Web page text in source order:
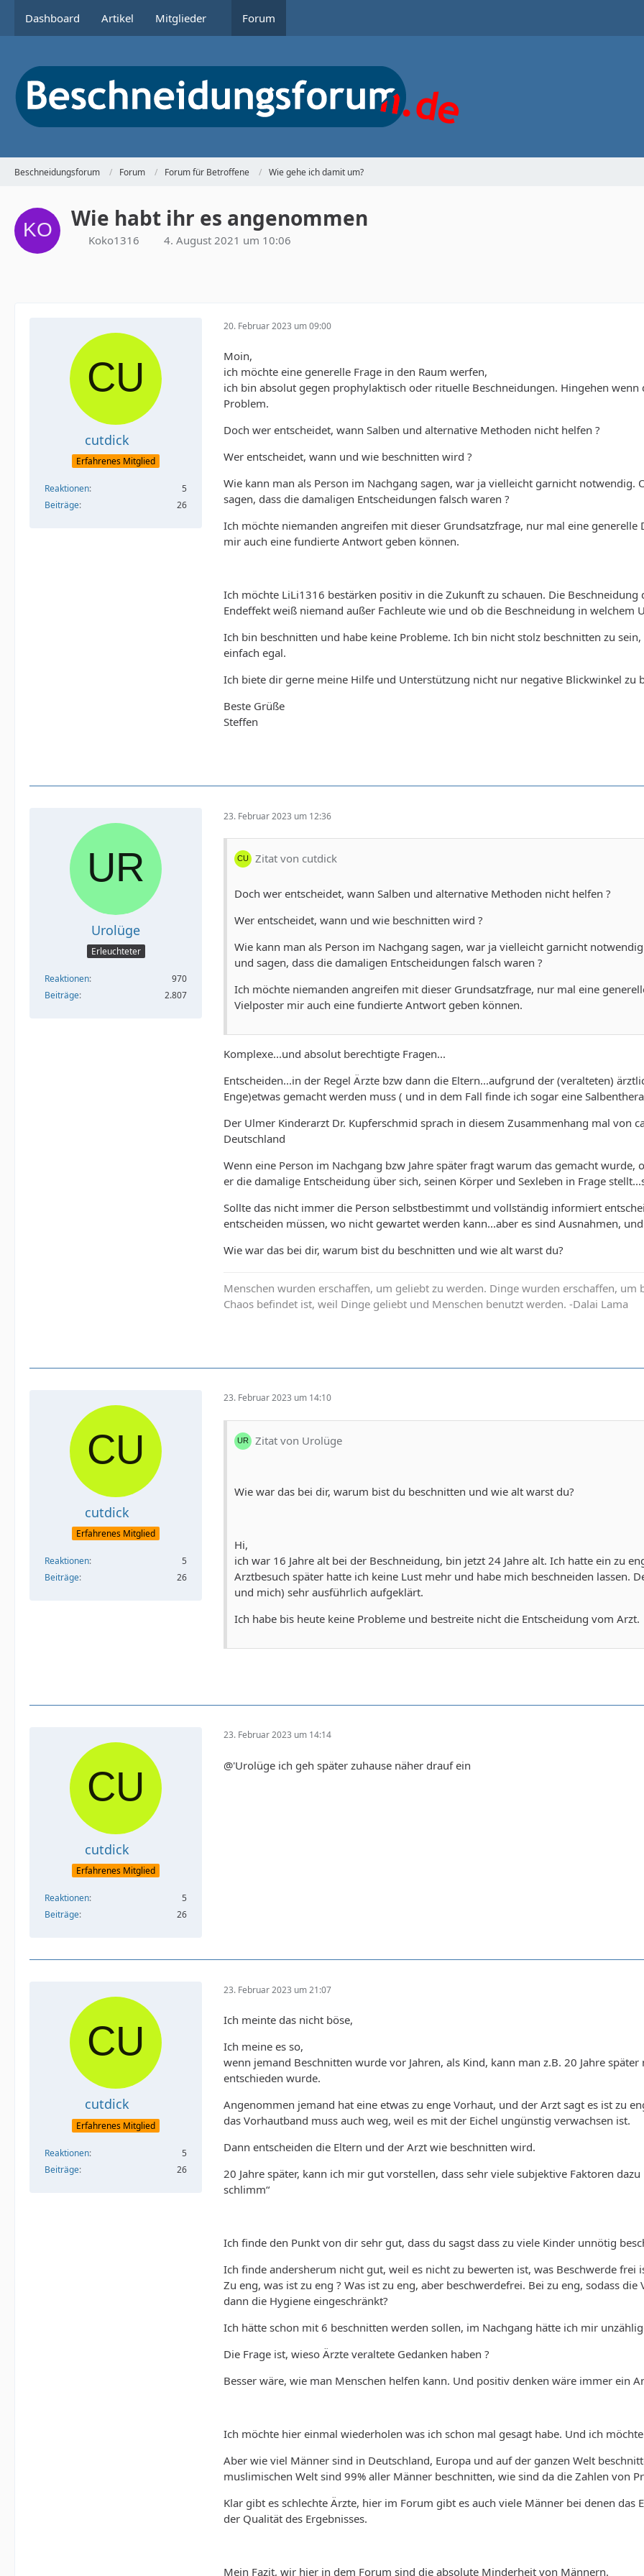
Dashboard Artikel Mitglieder Forum
Beschneidungsforum Forum Forum für Betroffene Wie gehe ich damit um?
Wie habt ihr es angenommen
Koko1316 4. August 2021 um 10:06
cutdick
Erfahrenes Mitglied
Reaktionen
5
Beiträge
26
20. Februar 2023 um 09:00
Moin,
ich möchte eine generelle Frage in den Raum werfen,
ich bin absolut gegen prophylaktisch oder rituelle Beschneidungen. Hingehen
Problem.
Doch wer entscheidet, wann Salben und alternative Methoden nicht helfen ?
Wer entscheidet, wann und wie beschnitten wird ?
Wie kann man als Person im Nachgang sagen, war ja vielleicht garnicht notwendig.
sagen, dass die damaligen Entscheidungen falsch waren ?
Ich möchte niemanden angreifen mit dieser Grundsatzfrage, nur mal eine
mir auch eine fundierte Antwort geben können.
Ich möchte LiLi1316 bestärken positiv in die Zukunft zu schauen. Die
Endeffekt weiß niemand außer Fachleute wie und ob die Beschneidung in welchem
Ich bin beschnitten und habe keine Probleme. Ich bin nicht stolz beschnitten zu
einfach egal.
Ich biete dir gerne meine Hilfe und Unterstützung nicht nur negative Blickwinkel zu
Beste Grüße
Steffen
Urolüge
Erleuchteter
Reaktionen
970
Beiträge
2.807
23. Februar 2023 um 12:36
Zitat von cutdick
Doch wer entscheidet, wann Salben und alternative Methoden nicht helfen ?
Wer entscheidet, wann und wie beschnitten wird ?
Wie kann man als Person im Nachgang sagen, war ja vielleicht garnicht
und sagen, dass die damaligen Entscheidungen falsch waren ?
Ich möchte niemanden angreifen mit dieser Grundsatzfrage, nur mal eine
Vielposter mir auch eine fundierte Antwort geben können.
Komplexe...und absolut berechtigte Fragen...
Entscheiden...in der Regel Ärzte bzw dann die Eltern...aufgrund der (veralteten)
Enge)etwas gemacht werden muss ( und in dem Fall finde ich sogar eine
Der Ulmer Kinderarzt Dr. Kupferschmid sprach in diesem Zusammenhang mal von
Deutschland
Wenn eine Person im Nachgang bzw Jahre später fragt warum das gemacht
er die damalige Entscheidung über sich, seinen Körper und Sexleben in Frage
Sollte das nicht immer die Person selbstbestimmt und vollständig informiert
entscheiden müssen, wo nicht gewartet werden kann...aber es sind Ausnahmen,
Wie war das bei dir, warum bist du beschnitten und wie alt warst du?
Menschen wurden erschaffen, um geliebt zu werden. Dinge wurden erschaffen,
Chaos befindet ist, weil Dinge geliebt und Menschen benutzt werden. -Dalai Lama
cutdick
Erfahrenes Mitglied
Reaktionen
5
Beiträge
26
23. Februar 2023 um 14:10
Zitat von Urolüge
Wie war das bei dir, warum bist du beschnitten und wie alt warst du?
Hi,
ich war 16 Jahre alt bei der Beschneidung, bin jetzt 24 Jahre alt. Ich hatte ein zu
Arztbesuch später hatte ich keine Lust mehr und habe mich beschneiden lassen.
und mich) sehr ausführlich aufgeklärt.
Ich habe bis heute keine Probleme und bestreite nicht die Entscheidung vom Arzt.
cutdick
Erfahrenes Mitglied
Reaktionen
5
Beiträge
26
23. Februar 2023 um 14:14
@'Urolüge ich geh später zuhause näher drauf ein
cutdick
Erfahrenes Mitglied
Reaktionen
5
Beiträge
26
23. Februar 2023 um 21:07
Ich meinte das nicht böse,
Ich meine es so,
wenn jemand Beschnitten wurde vor Jahren, als Kind, kann man z.B. 20 Jahre
entschieden wurde.
Angenommen jemand hat eine etwas zu enge Vorhaut, und der Arzt sagt es ist zu
das Vorhautband muss auch weg, weil es mit der Eichel ungünstig verwachsen ist.
Dann entscheiden die Eltern und der Arzt wie beschnitten wird.
20 Jahre später, kann ich mir gut vorstellen, dass sehr viele subjektive Faktoren
schlimm“
Ich finde den Punkt von dir sehr gut, dass du sagst dass zu viele Kinder unnötig
Ich finde andersherum nicht gut, weil es nicht zu bewerten ist, was Beschwerde frei
Zu eng, was ist zu eng ? Was ist zu eng, aber beschwerdefrei. Bei zu eng, sodass
dann die Hygiene eingeschränkt?
Ich hätte schon mit 6 beschnitten werden sollen, im Nachgang hätte ich mir
Die Frage ist, wieso Ärzte veraltete Gedanken haben ?
Besser wäre, wie man Menschen helfen kann. Und positiv denken wäre immer ein
Ich möchte hier einmal wiederholen was ich schon mal gesagt habe. Und ich
Aber wie viel Männer sind in Deutschland, Europa und auf der ganzen Welt
muslimischen Welt sind 99% aller Männer beschnitten, wie sind da die Zahlen von
Klar gibt es schlechte Ärzte, hier im Forum gibt es auch viele Männer bei denen
der Qualität des Ergebnisses.
Mein Fazit, wir hier in dem Forum sind die absolute Minderheit von Männern.